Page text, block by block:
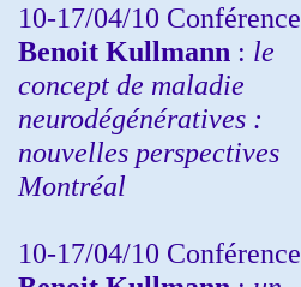
10-17/04/10 Conférence
Benoit Kullmann : le
concept de maladie
neurodégénératives :
nouvelles perspectives
Montréal
10-17/04/10 Conférence